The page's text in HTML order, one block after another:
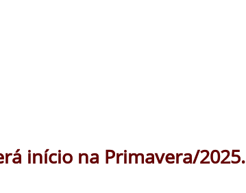
início na Primavera/2025.